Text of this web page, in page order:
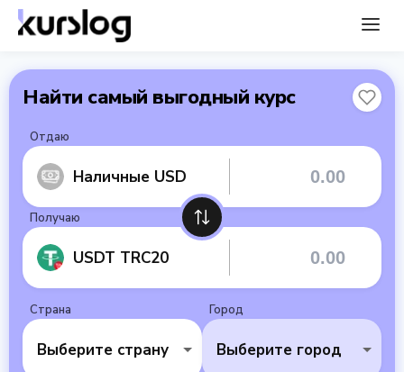
Найти самый выгодный курс
Отдаю
Наличные USD
Получаю
USDT TRC20
Страна
Выберите страну
Город
Выберите город